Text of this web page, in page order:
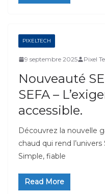
PIXELTECH
9 septembre 2025 Pixel
Nouveauté
SEFA –
accessible.
Découvrez la nouvelle
chaud qui rend
Simple, fiable
Read More